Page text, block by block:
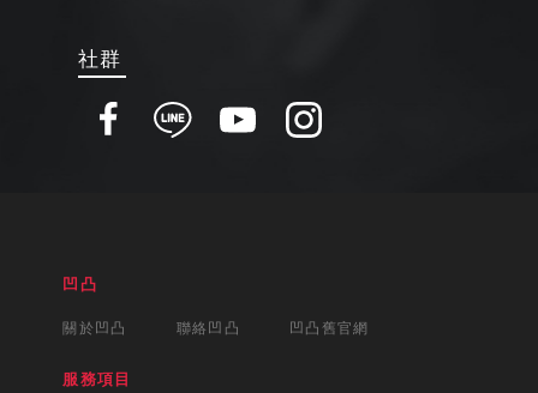
社群
凹凸
關於凹凸 聯絡凹凸 凹凸舊官網
服務項目